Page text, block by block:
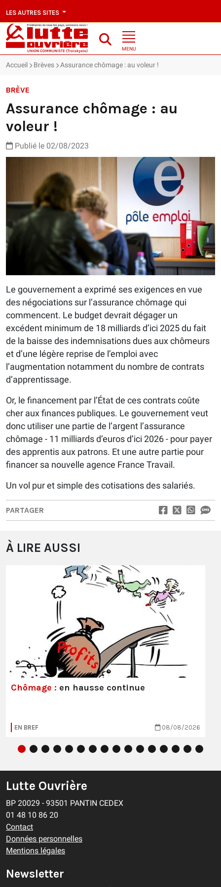
LES AUTRES SITES
MENU
Accueil Brèves Assurance chômage : au voleur !
BRÈVE
Assurance chômage : au
voleur !
Publié le 02/08/2023
Le gouvernement a exprimé ses exigences en vue
des négociations sur l’assurance chômage qui
commencent. Le budget devrait dégager un
excédent minimum de 18 milliards d’ici 2025 du fait
de la baisse des indemnisations dues aux chômeurs
et d’une légère reprise de l’emploi avec
l’augmentation notamment du nombre de contrats
d’apprentissage.
Or, le financement par l’État de ces contrats coûte
cher aux finances publiques. Le gouvernement veut
donc utiliser une partie de l’argent l’assurance
chômage - 11 milliards d’euros d’ici 2026 - pour payer
des apprentis aux patrons. Et une autre partie pour
financer sa nouvelle agence France Travail.
Un vol pur et simple des cotisations des salariés.
PARTAGER
À LIRE AUSSI
Chômage : en hausse continue
EN BREF 08/08/2026
Lutte Ouvrière
BP 20029 - 93501 PANTIN CEDEX
01 48 10 86 20
Contact
Données personnelles
Mentions légales
Newsletter